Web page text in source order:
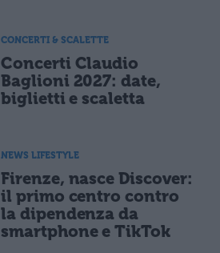
CONCERTI & SCALETTE
Concerti Claudio
Baglioni 2027: date,
biglietti e scaletta
NEWS LIFESTYLE
Firenze, nasce Discover:
il primo centro contro
la dipendenza da
smartphone e TikTok